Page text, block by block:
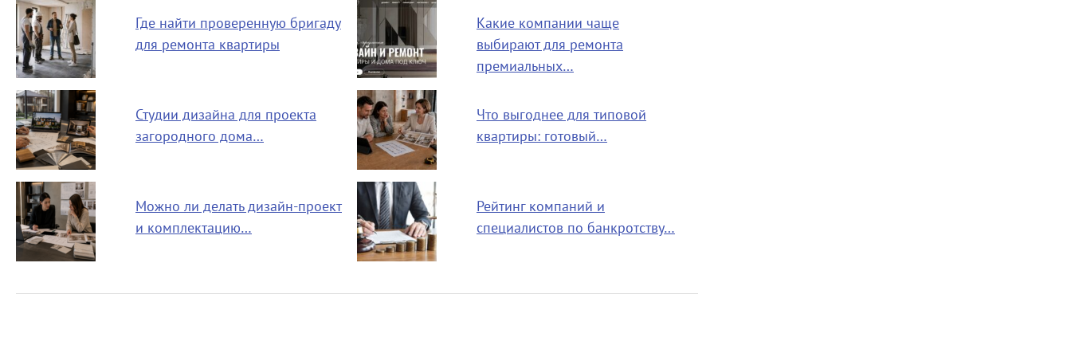
Где найти проверенную бригаду
для ремонта квартиры
Какие компании чаще
выбирают для ремонта
премиальных…
Студии дизайна для проекта
загородного дома…
Что выгоднее для типовой
квартиры: готовый…
Можно ли делать дизайн-проект
и комплектацию…
Рейтинг компаний и
специалистов по банкротству…